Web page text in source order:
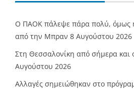
Ο ΠΑΟΚ πάλεψε πάρα πολύ, όμως
από την Μπραν 8 Αυγούστου 2026
Στη Θεσσαλονίκη από σήμερα και ο
Αυγούστου 2026
Αλλαγές σημειώθηκαν στο